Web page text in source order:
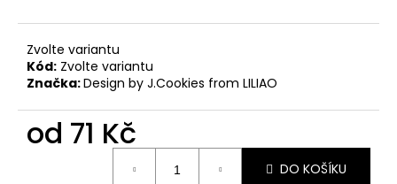
Zvolte variantu
Kód: Zvolte variantu
Značka:Design by J.Cookies from LILIAO
od 71 Kč
DO KOŠÍKU
o
p
o
č
u